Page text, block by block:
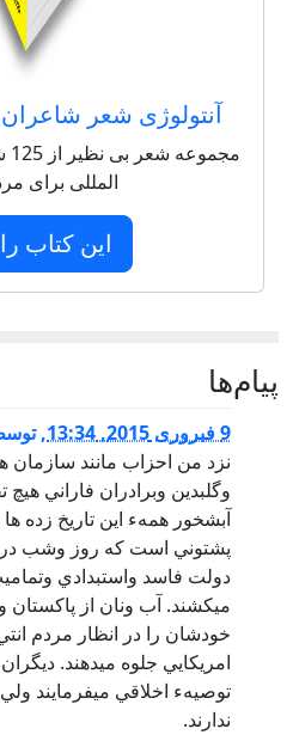
آنتولوژی شعر
المللی برای
این کتاب
پيام‌ها
9 فبروری 2015, 13:34 ,
نزد من احزاب مانند سازمان
وگلبدين وبرادران فاراني هيچ
آبشخور همهء اين تاريخ زده
پشتوني است كه روز وشب در
دولت فاسد واستبدادي
ميكشند. آب ونان از پاكستان
خودشان را در انظار مردم
امريكايي جلوه ميدهند.
توصيهء اخلاقي ميفرمايند
ندارند.